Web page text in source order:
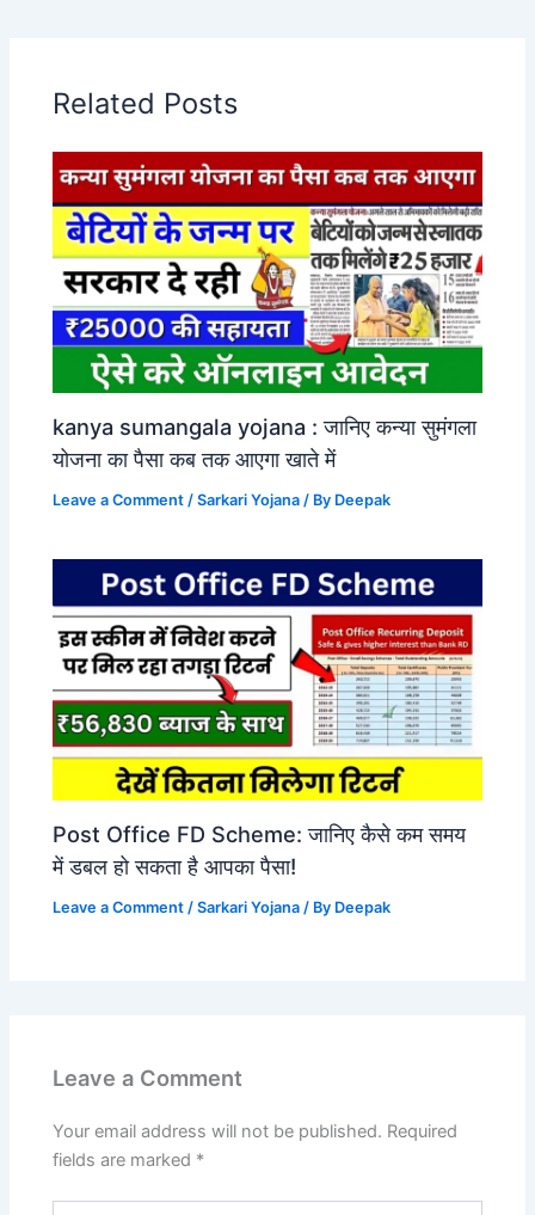
Related Posts
kanya sumangala yojana : जानिए कन्या सुमंगला
योजना का पैसा कब तक आएगा खाते में
Leave a Comment /Sarkari Yojana / By Deepak
Post Office FD Scheme: जानिए कैसे कम समय
में डबल हो सकता है आपका पैसा!
Leave a Comment /Sarkari Yojana / By Deepak
Leave a Comment
Your email address will not be published. Required
fields are marked *